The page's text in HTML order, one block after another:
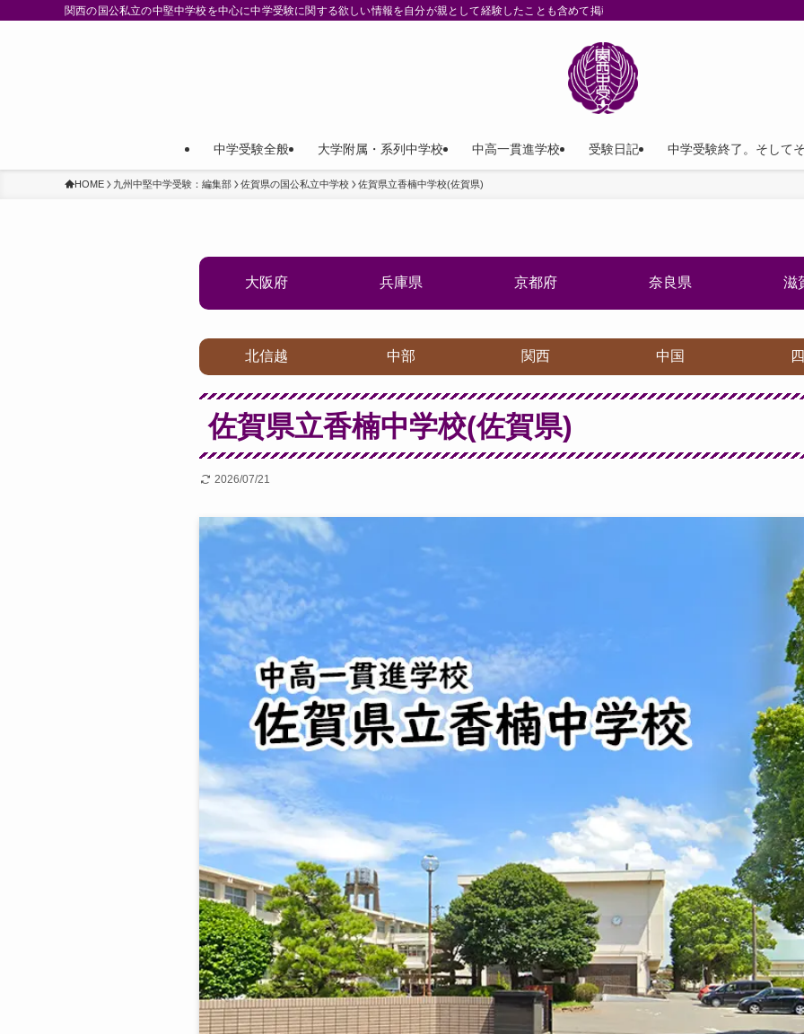
関西の国公私立の中堅中学校を中心に中学受験に関する欲しい情報を自分が親として経験したことも含めて掲載。
中学受験全般 大学附属・系列中学校 中高一貫進学校 受験日記 中学受験終了。そして
HOME 九州中堅中学受験：編集部 佐賀県の国公私立中学校 佐賀県立香楠中学校(佐賀県)
大阪府 兵庫県 京都府 奈良県 滋
北信越 中部 関西 中国
佐賀県立香楠中学校(佐賀県)
2026/07/21